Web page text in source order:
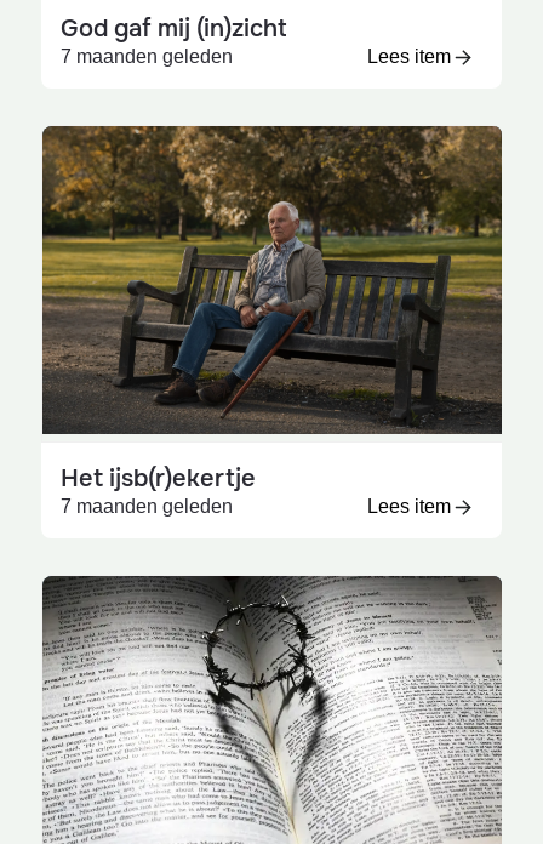
God gaf mij (in)zicht
7 maanden geleden Lees item
Het ijsb(r)ekertje
7 maanden geleden Lees item